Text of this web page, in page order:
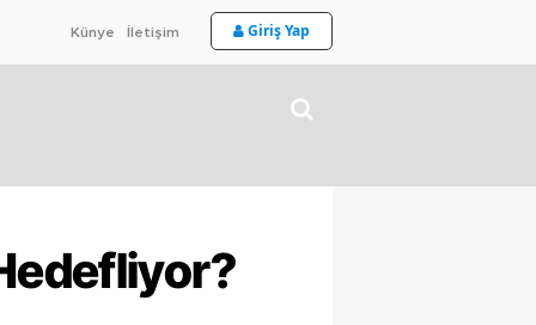
Künye İletişim Giriş Yap